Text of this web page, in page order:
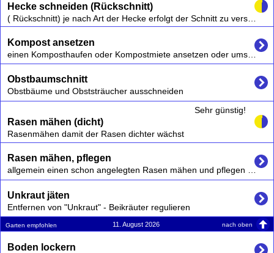
Hecke schneiden (Rückschnitt)
Kompost ansetzen
Obstbaumschnitt
Obstbäume und Obststräucher ausschneiden
Rasen mähen (dicht)
Sehr günstig!
Rasenmähen damit der Rasen dichter wächst
Rasen mähen, pflegen
allgemein einen schon angelegten Rasen mähen und pflegen s.a. Rasen mähen (dicht) und Rasen mähen (schnell)
Unkraut jäten
Entfernen von "Unkraut" - Beikräuter regulieren
Garten empfohlen 11. August 2026 nach oben
Boden lockern